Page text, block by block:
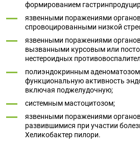
формированием
язвенными поражениями
спровоцированными низкой
язвенными поражениями
вызванными курсовым или
нестероидных
полиэндокринным
функциональную активность
включая поджелудочную;
системным мастоцитозом;
язвенными поражениями
развившимися при участии
Хеликобактер пилори.